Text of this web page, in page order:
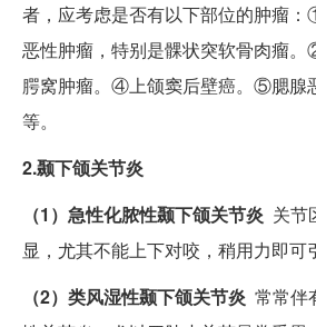
者，应考虑是否有以下部位的肿瘤
恶性肿瘤，特别是髁状突软骨肉瘤
腭窝肿瘤。④上颌窦后壁癌。⑤腮腺
等。
2.颞下颌关节炎
（1）急性化脓性颞下颌关节炎 关节
显，尤其不能上下对咬，稍用力即可
（2）类风湿性颞下颌关节炎 常常伴